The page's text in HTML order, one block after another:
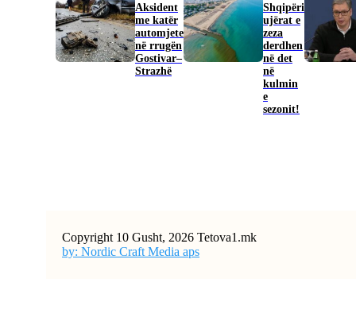
Aksident
me katër
automjete
në rrugën
Gostivar–
Strazhë
Shqipëri
ujërat e
zeza
derdhen
në det
në
kulmin
e
sezonit!
Copyright 10 Gusht, 2026 Tetova1.mk
by: Nordic Craft Media aps